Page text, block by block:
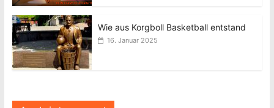
Wie aus Korgboll Basketball entstand
16. Januar 2025